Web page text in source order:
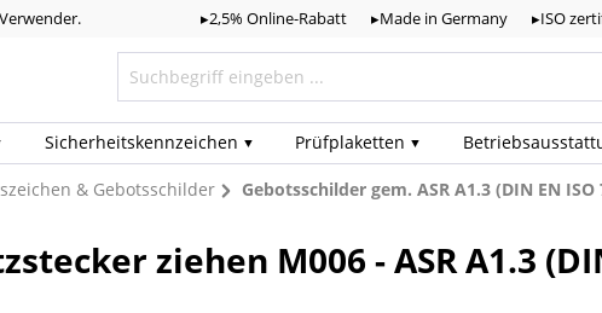
▸2,5% Online-Rabatt ▸Made in Germany ▸ISO
Sicherheits­kennzeichen Prüf­plaketten
& Gebotsschilder Gebotsschilder gem. ASR A1.3 (DIN EN ISO
ziehen M006 - ASR A1.3